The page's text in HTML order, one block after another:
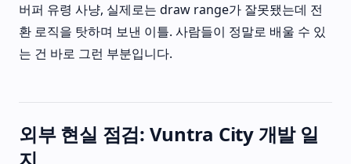
버퍼 유령 사냥, 실제로는 draw range가 잘못됐는데 전
환 로직을 탓하며 보낸 이틀. 사람들이 정말로 배울 수 있
는 건 바로 그런 부분입니다.
외부 현실 점검: Vuntra City 개발 일